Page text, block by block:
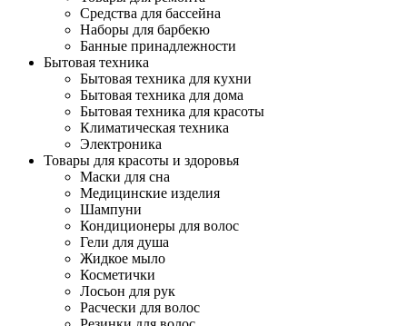
Средства для бассейна
Наборы для барбекю
Банные принадлежности
Бытовая техника
Бытовая техника для кухни
Бытовая техника для дома
Бытовая техника для красоты
Климатическая техника
Электроника
Товары для красоты и здоровья
Маски для сна
Медицинские изделия
Шампуни
Кондиционеры для волос
Гели для душа
Жидкое мыло
Косметички
Лосьон для рук
Расчески для волос